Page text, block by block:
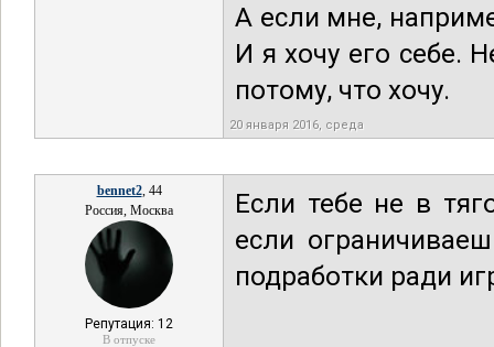
А если мне,
И я хочу его себе.
потому, что хочу.
20 января 2016, среда
bennet2, 44
Россия, Москва
Репутация: 12
В отпуске
Если тебе не в
если
подработки ради